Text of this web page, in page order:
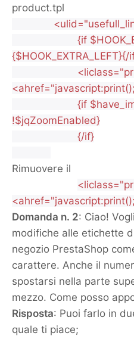
product.tpl
{if
{$HOOK_EXTRA_LEFT}{/
{if
!$jqZoomEnabled}
{/if}
Rimuovere il
Domanda n. 2: Ciao!
modifiche alle etichette
negozio PrestaShop
carattere. Anche il
spostarsi nella parte
mezzo. Come posso
Risposta: Puoi farlo in
quale ti piace;